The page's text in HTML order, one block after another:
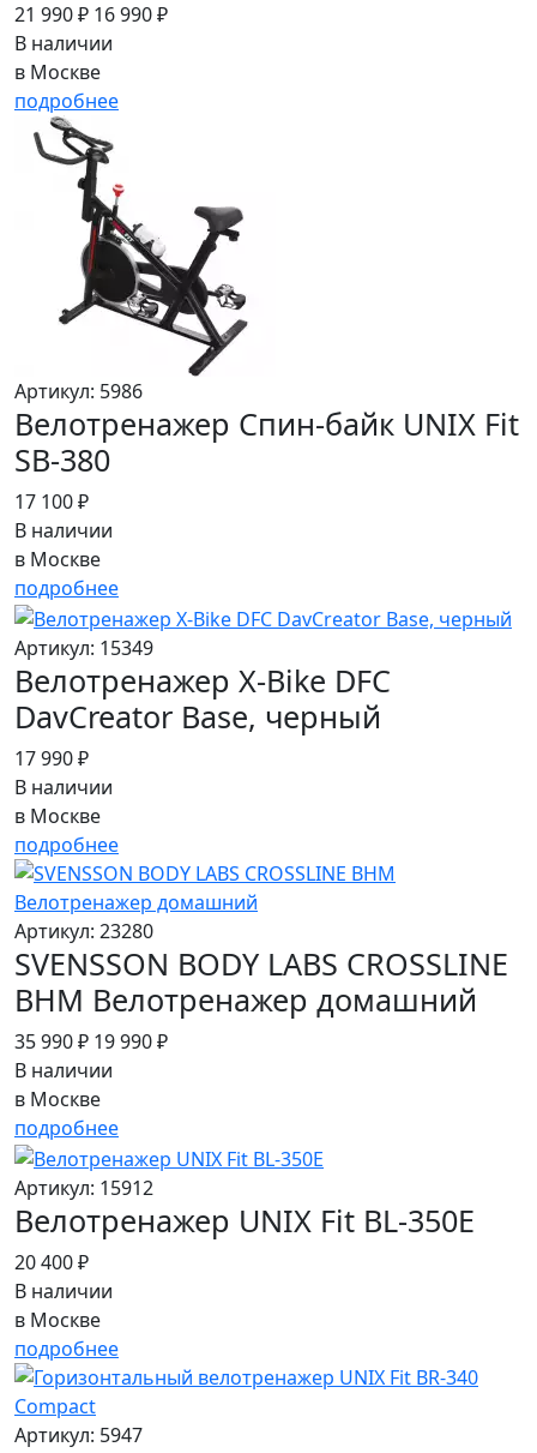
21 990 ₽ 16 990 ₽
В наличии
в Москве
подробнее
Артикул: 5986
Велотренажер Спин-байк UNIX Fit
SB-380
17 100 ₽
В наличии
в Москве
подробнее
Артикул: 15349
Велотренажер X-Bike DFC
DavCreator Base, черный
17 990 ₽
В наличии
в Москве
подробнее
Артикул: 23280
SVENSSON BODY LABS CROSSLINE
BHM Велотренажер домашний
35 990 ₽ 19 990 ₽
В наличии
в Москве
подробнее
Артикул: 15912
Велотренажер UNIX Fit BL-350E
20 400 ₽
В наличии
в Москве
подробнее
Артикул: 5947